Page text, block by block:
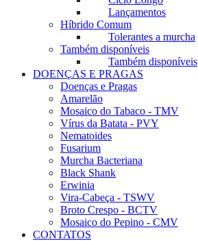
Lançamentos
Híbrido Comum
Tolerantes a murcha
Também disponíveis
Também disponíveis
DOENÇAS E PRAGAS
Doenças e Pragas
Amarelão
Mosaico do Tabaco - TMV
Vírus da Batata - PVY
Nematoides
Fusarium
Murcha Bacteriana
Black Shank
Erwinia
Vira-Cabeça - TSWV
Broto Crespo - BCTV
Mosaico do Pepino - CMV
CONTATOS